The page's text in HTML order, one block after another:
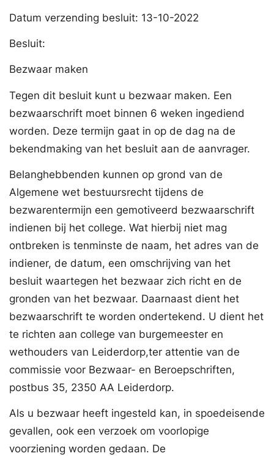
Datum verzending besluit: 13-10-2022
Besluit:
Bezwaar maken
Tegen dit besluit kunt u bezwaar maken. Een
bezwaarschrift moet binnen 6 weken ingediend
worden. Deze termijn gaat in op de dag na de
bekendmaking van het besluit aan de aanvrager.
Belanghebbenden kunnen op grond van de
Algemene wet bestuursrecht tijdens de
bezwarentermijn een gemotiveerd bezwaarschrift
indienen bij het college. Wat hierbij niet mag
ontbreken is tenminste de naam, het adres van de
indiener, de datum, een omschrijving van het
besluit waartegen het bezwaar zich richt en de
gronden van het bezwaar. Daarnaast dient het
bezwaarschrift te worden ondertekend. U dient het
te richten aan college van burgemeester en
wethouders van Leiderdorp,ter attentie van de
commissie voor Bezwaar- en Beroepschriften,
postbus 35, 2350 AA Leiderdorp.
Als u bezwaar heeft ingesteld kan, in spoedeisende
gevallen, ook een verzoek om voorlopige
voorziening worden gedaan. De